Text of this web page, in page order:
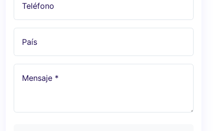
Teléfono
País
Mensaje *